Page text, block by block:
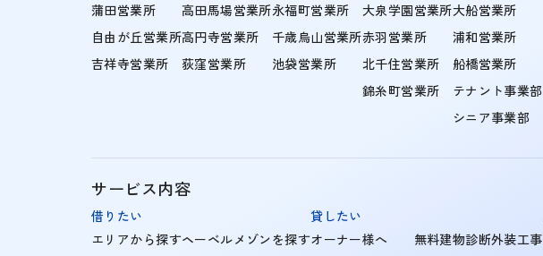
蒲田営業所
自由が丘営業所
吉祥寺営業所
高田馬場営業所
高円寺営業所
荻窪営業所
永福町営業所
千歳烏山営業所
池袋営業所
大泉学園営業所
赤羽営業所
北千住営業所
錦糸町営業所
大船営業所
浦和営業所
船橋営業所
テナント事業部
シニア事業部
サービス内容
借りたい
エリアから探すヘーベルメゾンを探す
貸したい
オーナー様へ
無料建物診断外装工事